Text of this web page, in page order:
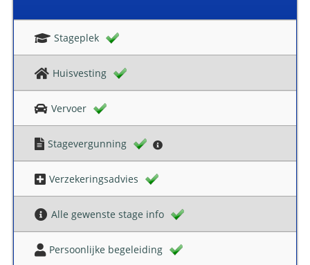
Stageplek
Huisvesting
Vervoer
Stagevergunning
Verzekeringsadvies
Alle gewenste stage info
Persoonlijke begeleiding